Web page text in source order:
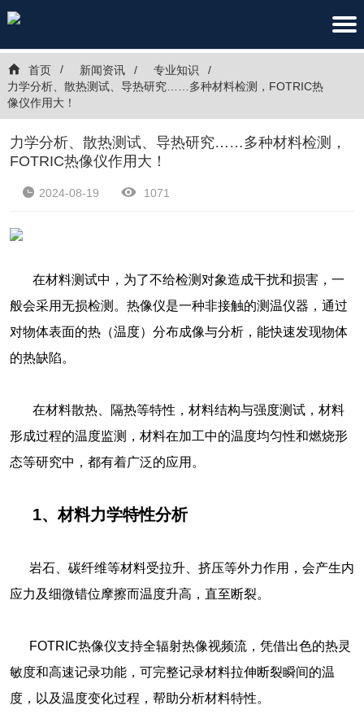
首页 新闻资讯
专业知识
力学分析、散热测试、导热研究……多种材料检测，FOTRIC热
像仪作用大！
力学分析、散热测试、导热研究……多种材料检测，
FOTRIC热像仪作用大！
2024-08-19 1071
在材料测试中，为了不给检测对象造成干扰和损害，一
般会采用无损检测。热像仪是一种非接触的测温仪器，通过
对物体表面的热（温度）分布成像与分析，能快速发现物体
的热缺陷。
在材料散热、隔热等特性，材料结构与强度测试，材料
形成过程的温度监测，材料在加工中的温度均匀性和燃烧形
态等研究中，都有着广泛的应用。
1、材料力学特性分析
岩石、碳纤维等材料受拉升、挤压等外力作用，会产生内
应力及细微错位摩擦而温度升高，直至断裂。
FOTRIC热像仪支持全辐射热像视频流，凭借出色的热灵
敏度和高速记录功能，可完整记录材料拉伸断裂瞬间的温
度，以及温度变化过程，帮助分析材料特性。